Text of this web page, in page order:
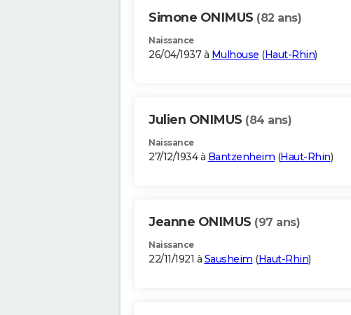
Simone ONIMUS (82 ans)
Naissance
26/04/1937 à Mulhouse (Haut-Rhin)
Julien ONIMUS (84 ans)
Naissance
27/12/1934 à Bantzenheim (Haut-Rhin)
Jeanne ONIMUS (97 ans)
Naissance
22/11/1921 à Sausheim (Haut-Rhin)